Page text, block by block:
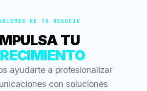
DE TU NEGOCIO
TU
ayudarte a profesionalizar
con soluciones